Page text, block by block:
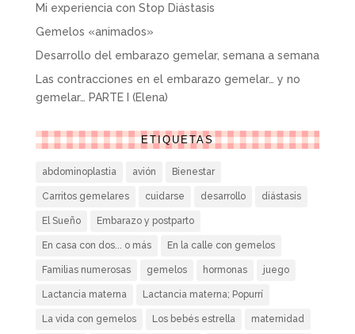
Mi experiencia con Stop Diástasis
Gemelos «animados»
Desarrollo del embarazo gemelar, semana a semana
Las contracciones en el embarazo gemelar… y no
gemelar… PARTE I (Elena)
ETIQUETAS
abdominoplastia avión Bienestar
Carritos gemelares cuidarse desarrollo diástasis
El Sueño Embarazo y postparto
En casa con dos... o más En la calle con gemelos
Familias numerosas gemelos hormonas juego
Lactancia materna Lactancia materna; Popurrí
La vida con gemelos Los bebés estrella maternidad